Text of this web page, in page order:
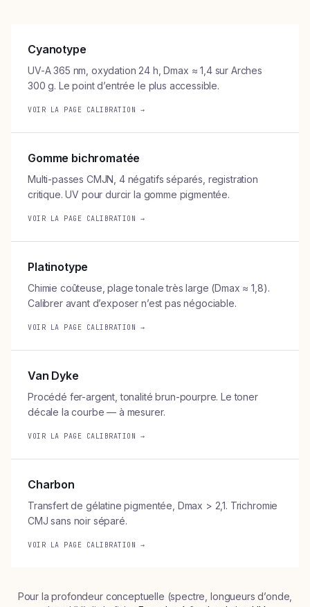
Cyanotype
UV-A 365 nm, oxydation 24 h, Dmax ≈ 1,4 sur Arches
300 g. Le point d’entrée le plus accessible.
VOIR LA PAGE CALIBRATION →
Gomme bichromatée
Multi-passes CMJN, 4 négatifs séparés, registration
critique. UV pour durcir la gomme pigmentée.
VOIR LA PAGE CALIBRATION →
Platinotype
Chimie coûteuse, plage tonale très large (Dmax ≈ 1,8).
Calibrer avant d’exposer n’est pas négociable.
VOIR LA PAGE CALIBRATION →
Van Dyke
Procédé fer-argent, tonalité brun-pourpre. Le toner
décale la courbe — à mesurer.
VOIR LA PAGE CALIBRATION →
Charbon
Transfert de gélatine pigmentée, Dmax > 2,1. Trichromie
CMJ sans noir séparé.
VOIR LA PAGE CALIBRATION →
Pour la profondeur conceptuelle (spectre, longueurs d’onde,